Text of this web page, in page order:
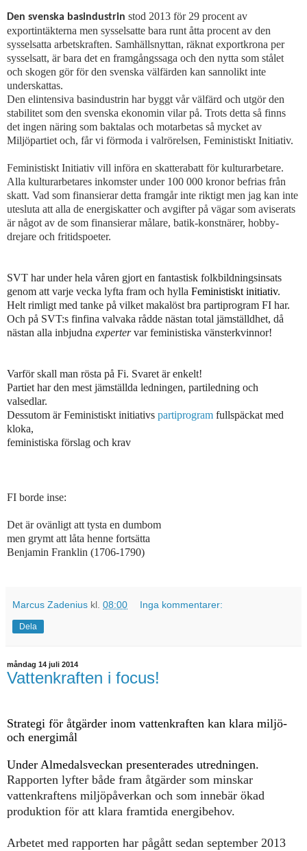
Den svenska basindustrin stod 2013 för 29 procent av
exportintäkterna men sysselsatte bara runt åtta procent av den
sysselsatta arbetskraften. Samhällsnyttan, räknat exportkrona per
sysselsatt, är bara det en framgångssaga och den nytta som stålet
och skogen gör för den svenska välfärden kan sannolikt inte
underskattas.
Den elintensiva basindustrin har byggt vår välfärd och utgör den
stabilitet som den svenska ekonomin vilar på. Trots detta så finns
det ingen näring som baktalas och motarbetas så mycket av
Miljöpartiet och, får vi förmoda i valrörelsen, Feministiskt Initiativ.
Feministiskt Initiativ vill införa en skatterabatt för kulturarbetare.
Alla kulturarbetares inkomster under 100 000 kronor befrias från
skatt. Vad som finansierar detta framgår inte riktigt men jag kan inte
utesluta att alla de energiskatter och avgifter på vägar som aviserats
är något av de som finansierar målare, batik-konstnärer, hobby-
drejare och fritidspoeter.
SVT har under hela våren gjort en fantastisk folkbildningsinsats
genom att varje vecka lyfta fram och hylla Feministiskt initiativ.
Helt rimligt med tanke på vilket makalöst bra partiprogram FI har.
Och på SVT:s finfina valvaka rådde nästan total jämställdhet, då
nästan alla inbjudna expertervar feministiska vänsterkvinnor!
Varför skall man rösta på Fi. Svaret är enkelt!
Partiet har den mest jämställda ledningen, partiledning och
valsedlar.
Dessutom är Feministiskt initiativs partiprogram fullspäckat med
kloka,
feministiska förslag och krav
FI borde inse:
Det är ovänligt att tysta en dumbom
men grymt att låta henne fortsätta
Benjamin Franklin (1706-1790)
Marcus Zadenius kl. 08:00 Inga kommentarer:
Dela
måndag 14 juli 2014
Vattenkraften i focus!
Strategi för åtgärder inom vattenkraften kan klara miljö-
och energimål
Under Almedalsveckan presenterades utredningen.
Rapporten lyfter både fram åtgärder som minskar
vattenkraftens miljöpåverkan och som innebär ökad
produktion för att klara framtida energibehov.
Arbetet med rapporten har pågått sedan september 2013